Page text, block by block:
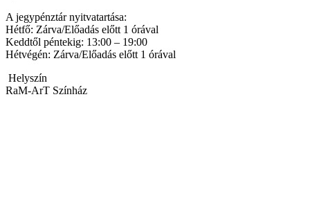
A jegypénztár nyitvatartása:
Hétfő: Zárva/Előadás előtt 1 órával
Keddtől péntekig: 13:00 – 19:00
Hétvégén: Zárva/Előadás előtt 1 órával
Helyszín
RaM-ArT Színház